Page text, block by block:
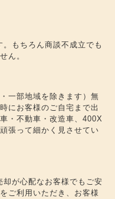
もちろん商談不成立でも
ん。
一部地域を除きます）無
にお客様のご自宅まで出
・不動車・改造車、400X
張って細かく見させてい
が心配なお客様でもご安
ご利用いただき、お客様